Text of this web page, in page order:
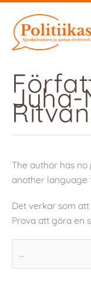
innehåll
The author has no
another language
Det verkar som
Prova att göra en
efter: